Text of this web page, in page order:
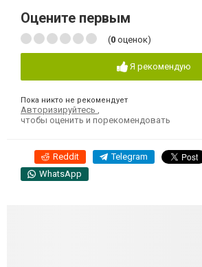
Оцените первым
(0 оценок)
Я рекомендую
Пока никто не рекомендует
Авторизируйтесь ,
чтобы оценить и порекомендовать
Reddit Telegram
WhatsApp